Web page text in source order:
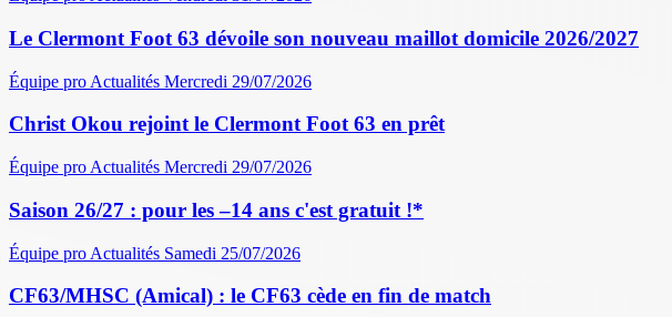
Le Clermont Foot 63 dévoile son nouveau maillot domicile 2026/2027
Équipe pro Actualités Mercredi 29/07/2026
Christ Okou rejoint le Clermont Foot 63 en prêt
Équipe pro Actualités Mercredi 29/07/2026
Saison 26/27 : pour les –14 ans c'est gratuit !*
Équipe pro Actualités Samedi 25/07/2026
CF63/MHSC (Amical) : le CF63 cède en fin de match